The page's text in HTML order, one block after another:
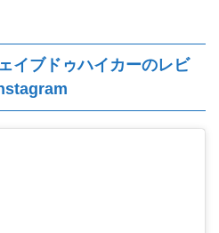
イブドゥハイカーのレビ